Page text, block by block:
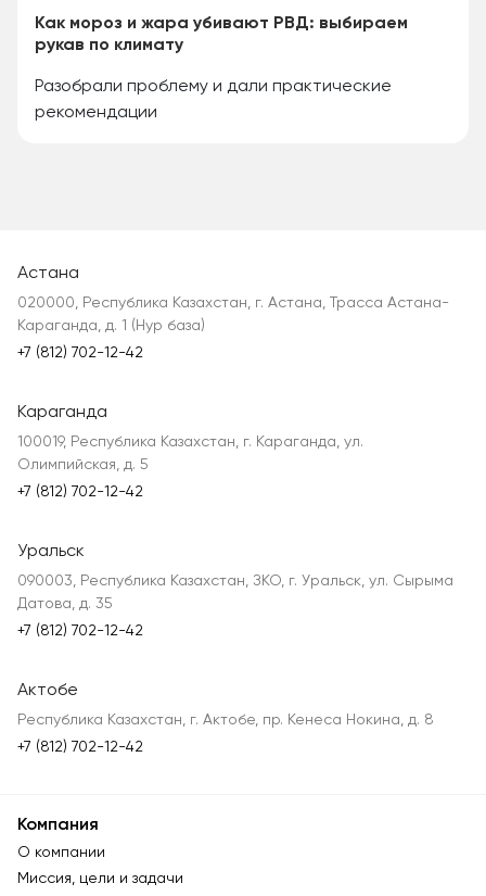
Как мороз и жара убивают РВД: выбираем
рукав по климату
Разобрали проблему и дали практические
рекомендации
Астана
020000, Республика Казахстан, г. Астана, Трасса Астана-
Караганда, д. 1 (Нур база)
+7 (812) 702-12-42
Караганда
100019, Республика Казахстан, г. Караганда, ул.
Олимпийская, д. 5
+7 (812) 702-12-42
Уральск
090003, Республика Казахстан, ЗКО, г. Уральск, ул. Сырыма
Датова, д. 35
+7 (812) 702-12-42
Актобе
Республика Казахстан, г. Актобе, пр. Кенеса Нокина, д. 8
+7 (812) 702-12-42
Компания
О компании
Миссия, цели и задачи